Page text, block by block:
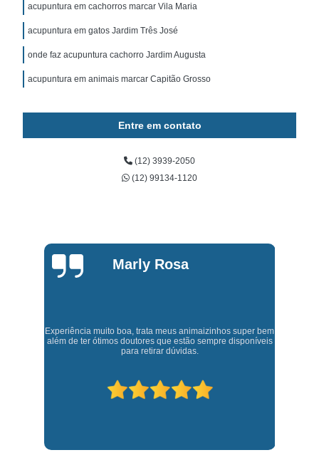
acupuntura em cachorros marcar Vila Maria
acupuntura em gatos Jardim Três José
onde faz acupuntura cachorro Jardim Augusta
acupuntura em animais marcar Capitão Grosso
Entre em contato
(12) 3939-2050
(12) 99134-1120
Marly Rosa
Experiência muito boa, trata meus animaizinhos super bem
além de ter ótimos doutores que estão sempre disponíveis
para retirar dúvidas.